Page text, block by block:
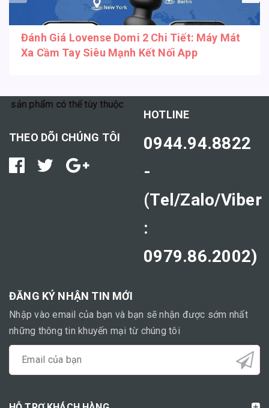
Đánh Giá Lovense Domi 2 Chi Tiết: Máy Mát
Xa Cầm Tay Siêu Mạnh Kết Nối App
phẩm có thể tùy thuộc vào cơ địa mỗi người."
THEO DÕI CHÚNG TÔI
HOTLINE
0944.94.8822
-
(Tel/Zalo/Viber
:
0979.86.2002)
ĐĂNG KÝ NHẬN TIN MỚI
Nhập vào email của bạn và bạn sẽ nhận được sớm nhất
những thông tin khuyến mại từ chúng tôi